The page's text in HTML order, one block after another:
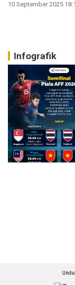
10 September 2025
Infografik